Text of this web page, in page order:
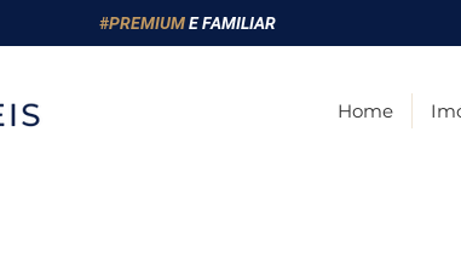
#PREMIUME FAMILIAR
Home